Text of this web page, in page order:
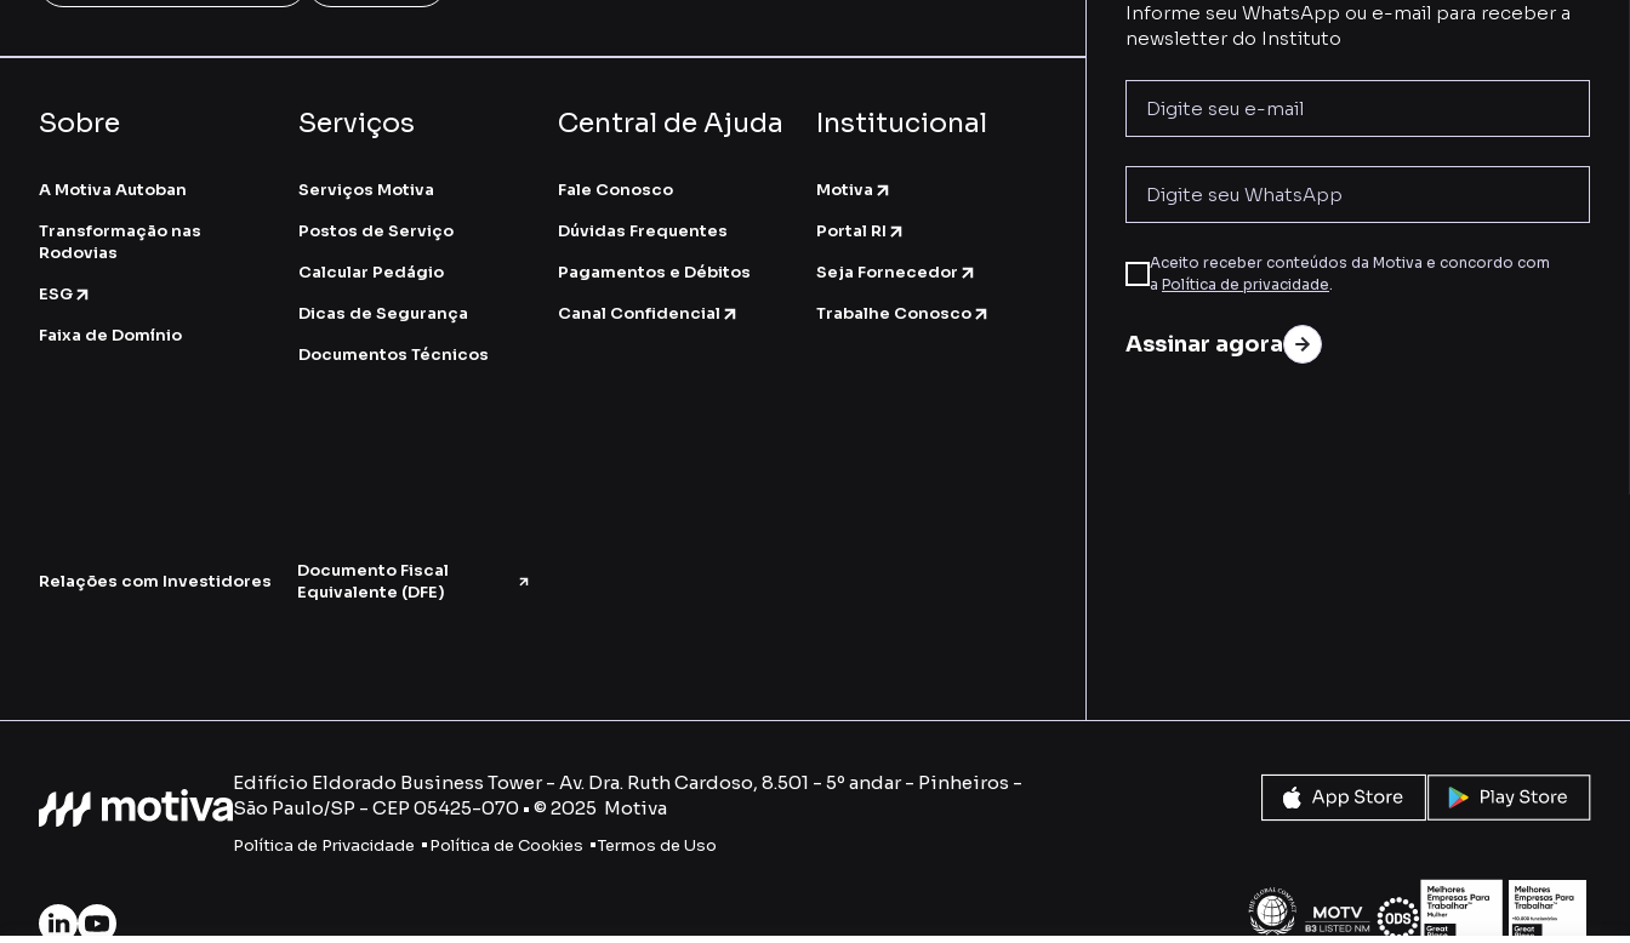
Sobre
A Motiva Autoban
Transformação nas
Rodovias
ESG
Faixa de Domínio
Serviços
Serviços Motiva
Postos de Serviço
Calcular Pedágio
Dicas de Segurança
Documentos Técnicos
Central de Ajuda
Fale Conosco
Dúvidas Frequentes
Pagamentos e Débitos
Canal Confidencial
Institucional
Motiva
Portal RI
Seja Fornecedor
Trabalhe Conosco
Relações com Investidores
Documento Fiscal
Equivalente (DFE)
Informe seu WhatsApp ou e-mail para receber a
newsletter do Instituto
Aceito receber conteúdos da Motiva e concordo com
a Política de privacidade.
Assinar agora
Edifício Eldorado Business Tower - Av. Dra. Ruth Cardoso, 8.501 - 5º andar - Pinheiros -
São Paulo/SP - CEP 05425-070 • © 2025 Motiva
Política de Privacidade Política de Cookies Termos de Uso